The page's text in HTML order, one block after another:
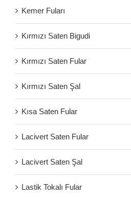
Kemer Fuları
Kırmızı Saten Bigudi
Kırmızı Saten Fular
Kırmızı Saten Şal
Kısa Saten Fular
Lacivert Saten Fular
Lacivert Saten Şal
Lastik Tokalı Fular